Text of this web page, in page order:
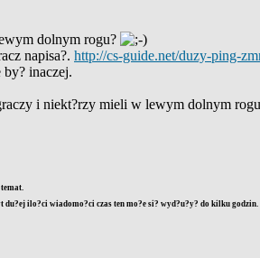
dolnym rogu?
napisa?. http://cs-guide.net/duzy-ping-
inaczej.
i niekt?rzy mieli w lewym dolnym
ilo?ci wiadomo?ci czas ten mo?e si? wyd?u?y? do kilku godzin.